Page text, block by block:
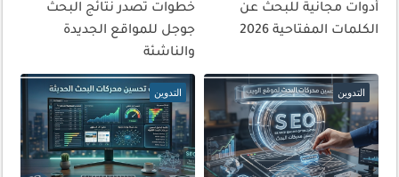
أدوات مجانية للبحث عن
الكلمات المفتاحية 2026
خطوات تصدر نتائج البحث
جوجل للمواقع الجديدة
والناشئة
التدوين التدوين